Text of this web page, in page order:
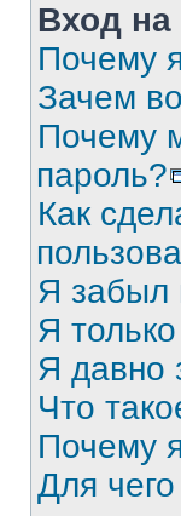
Вход на
Почему
Зачем
Почему
пароль?
Как
Я забыл
Я
Я давно
Что
Почему
Для